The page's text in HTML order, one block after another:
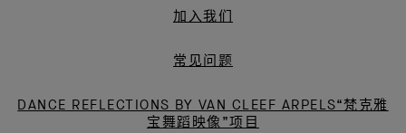
加入我们
常见问题
DANCE REFLECTIONS BY VAN CLEEF ARPELS“梵克雅
宝舞蹈映像”项目